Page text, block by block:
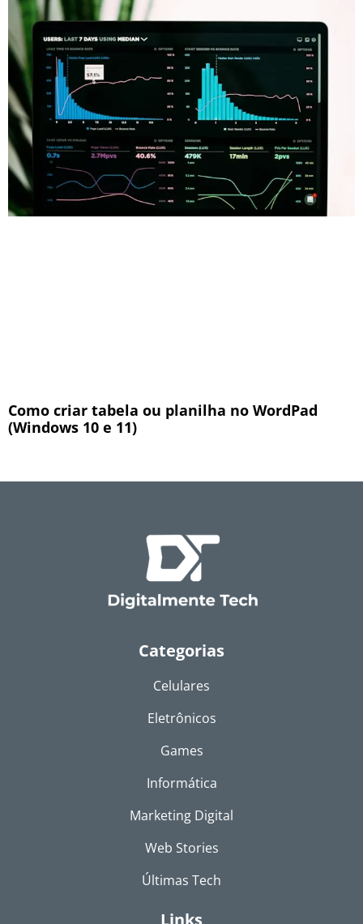
Como criar tabela ou planilha no WordPad
(Windows 10 e 11)
Categorias
Celulares
Eletrônicos
Games
Informática
Marketing Digital
Web Stories
Últimas Tech
Links